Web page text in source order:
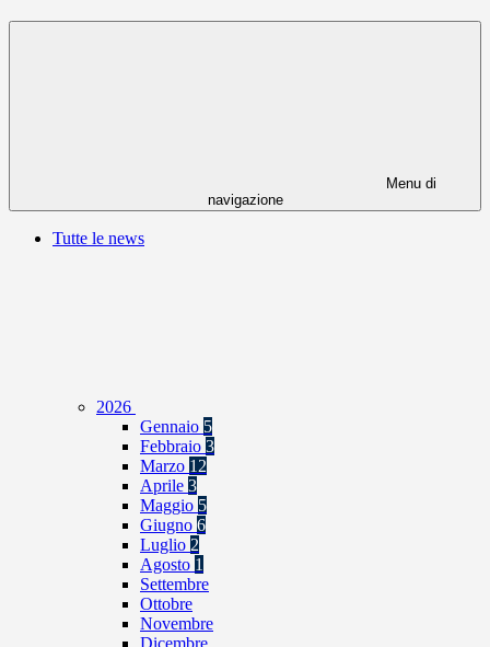
Menu di
navigazione
Tutte le news
2026
Gennaio 5
Febbraio 3
Marzo 12
Aprile 3
Maggio 5
Giugno 6
Luglio 2
Agosto 1
Settembre
Ottobre
Novembre